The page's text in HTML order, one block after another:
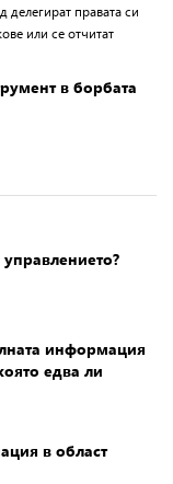
правата си
или се отчитат
в борбата
информация
едва ли
в област